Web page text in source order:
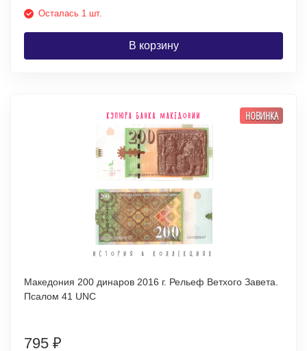
Осталась 1 шт.
В корзину
НОВИНКА
Македония 200 динаров 2016 г. Рельеф Ветхого Завета.
Псалом 41 UNC
795 ₽